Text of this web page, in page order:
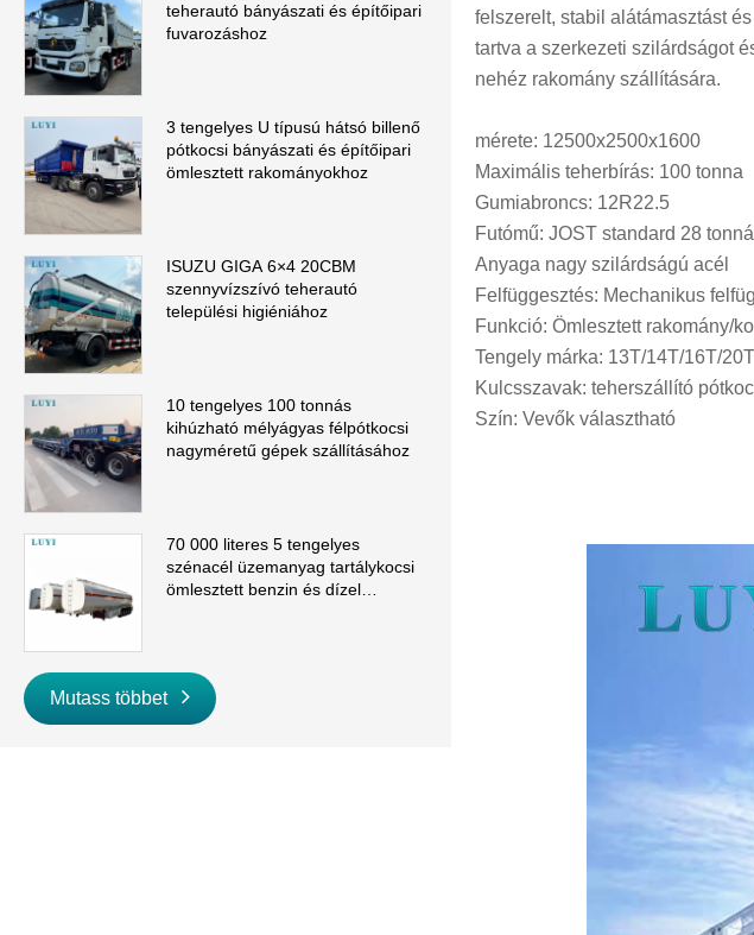
teherautó bányászati ​​és építőipari
fuvarozáshoz
3 tengelyes U típusú hátsó billenő
pótkocsi bányászati ​​és építőipari
ömlesztett rakományokhoz
ISUZU GIGA 6×4 20CBM
szennyvízszívó teherautó
települési higiéniához
10 tengelyes 100 tonnás
kihúzható mélyágyas félpótkocsi
nagyméretű gépek szállításához
70 000 literes 5 tengelyes
szénacél üzemanyag tartálykocsi
ömlesztett benzin és dízel
Mutass többet
felszerelt, stabil alátámasztást
tartva a szerkezeti szilárdságot
nehéz rakomány szállítására.
mérete: 12500x2500x1600
Maximális teherbírás: 100 tonna
Gumiabroncs: 12R22.5
Futómű: JOST standard 28
Anyaga nagy szilárdságú acél
Felfüggesztés: Mechanikus
Funkció: Ömlesztett rakomány/
Tengely márka: 13T/14T/16T/
Kulcsszavak: teherszállító
Szín: Vevők választható